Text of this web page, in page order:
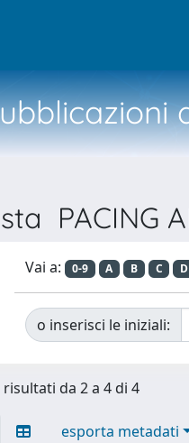
PACING
Vai a: 0-9 A B C D
o inserisci le iniziali:
da 2 a 4 di 4
esporta metadati